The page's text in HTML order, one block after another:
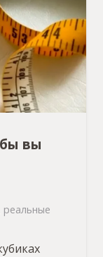
вы
реальные